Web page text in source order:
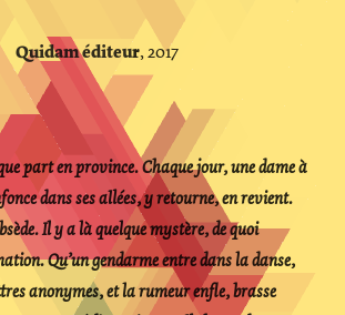
Quidam éditeur, 2017
part en province. Chaque jour, une dame à
dans ses allées, y retourne, en revient.
Il y a là quelque mystère, de quoi
Qu’un gendarme entre dans la danse,
anonymes, et la rumeur enfle, brasse